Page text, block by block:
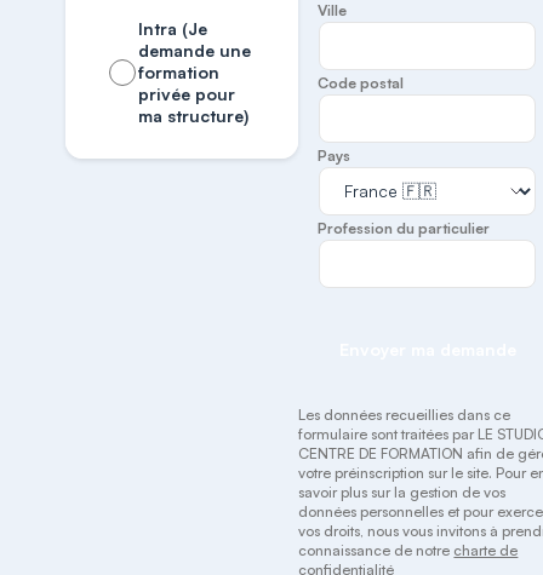
Intra (Je
demande une
formation
privée pour
ma structure)
Ville
Code postal
Pays
Profession du particulier
Les données recueillies dans ce
formulaire sont traitées par LE
CENTRE DE FORMATION afin de
votre préinscription sur le site. Pour
savoir plus sur la gestion de vos
données personnelles et pour
vos droits, nous vous invitons à
connaissance de notre charte de
confidentialité